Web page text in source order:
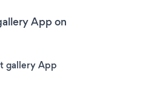
App on
gallery App